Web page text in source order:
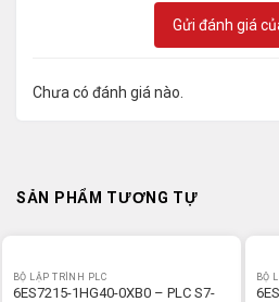
Gửi đánh giá
Chưa có đánh giá nào.
SẢN PHẨM TƯƠNG TỰ
BỘ LẬP TRÌNH PLC
6ES7215-1HG40-0XB0 – PLC S7-
BỘ